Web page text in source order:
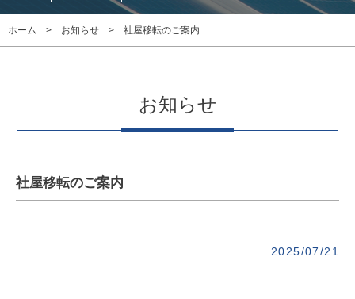
ホーム お知らせ 社屋移転のご案内
お知らせ
社屋移転のご案内
2025/07/21